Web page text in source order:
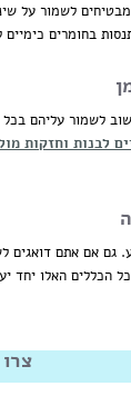
לשמור על
בחומרים כימיים
לשמור עליהם
לבנות וחזקות
גם אם אתם דואגים
הכללים האלו יחד